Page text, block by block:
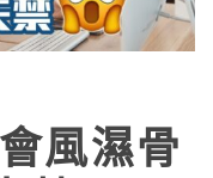
風濕骨